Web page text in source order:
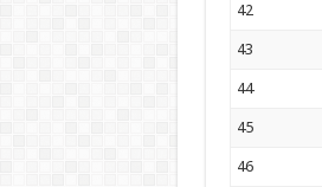
42
43
44
45
46